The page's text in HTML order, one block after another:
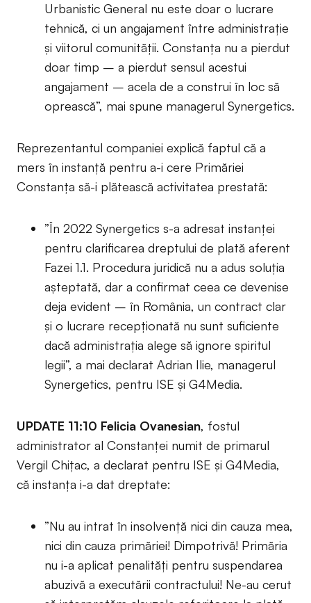
Urbanistic General nu este doar o lucrare
tehnică, ci un angajament între administrație
și viitorul comunității. Constanța nu a pierdut
doar timp – a pierdut sensul acestui
angajament – acela de a construi în loc să
oprească”, mai spune managerul Synergetics.
Reprezentantul companiei explică faptul că a
mers în instanță pentru a-i cere Primăriei
Constanța să-i plătească activitatea prestată:
”În 2022 Synergetics s-a adresat instanței
pentru clarificarea dreptului de plată aferent
Fazei 1.1. Procedura juridică nu a adus soluția
așteptată, dar a confirmat ceea ce devenise
deja evident – în România, un contract clar
și o lucrare recepționată nu sunt suficiente
dacă administrația alege să ignore spiritul
legii”, a mai declarat Adrian Ilie, managerul
Synergetics, pentru ISE și G4Media.
UPDATE 11:10 Felicia Ovanesian, fostul
administrator al Constanței numit de primarul
Vergil Chițac, a declarat pentru ISE și G4Media,
că instanța i-a dat dreptate:
”Nu au intrat în insolvență nici din cauza mea,
nici din cauza primăriei! Dimpotrivă! Primăria
nu i-a aplicat penalități pentru suspendarea
abuzivă a executării contractului! Ne-au cerut